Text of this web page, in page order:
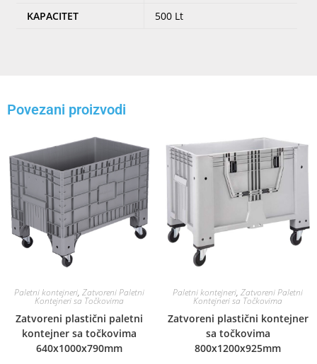
KAPACITET 500 Lt
Povezani proizvodi
Paletni kontejneri, Zatvoreni Paletni
Kontejneri sa Točkovima
Zatvoreni plastični paletni
kontejner sa točkovima
640x1000x790mm
Paletni kontejneri, Zatvoreni Paletni
Kontejneri sa Točkovima
Zatvoreni plastični kontejner
sa točkovima
800x1200x925mm